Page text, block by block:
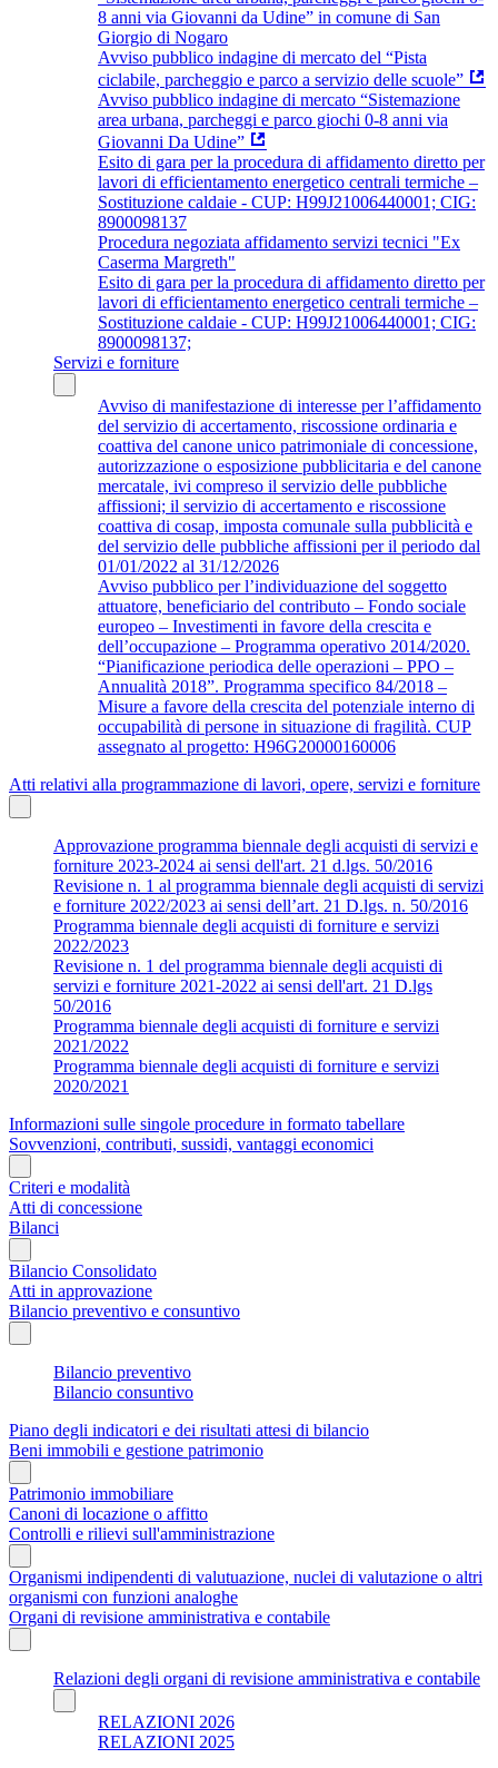
8 anni via Giovanni da Udine” in comune di San
Giorgio di Nogaro
Avviso pubblico indagine di mercato del “Pista
ciclabile, parcheggio e parco a servizio delle scuole”
Avviso pubblico indagine di mercato “Sistemazione
area urbana, parcheggi e parco giochi 0-8 anni via
Giovanni Da Udine”
Esito di gara per la procedura di affidamento diretto per
lavori di efficientamento energetico centrali termiche –
Sostituzione caldaie - CUP: H99J21006440001; CIG:
8900098137
Procedura negoziata affidamento servizi tecnici "Ex
Caserma Margreth"
Esito di gara per la procedura di affidamento diretto per
lavori di efficientamento energetico centrali termiche –
Sostituzione caldaie - CUP: H99J21006440001; CIG:
8900098137;
Servizi e forniture
Avviso di manifestazione di interesse per l’affidamento
del servizio di accertamento, riscossione ordinaria e
coattiva del canone unico patrimoniale di concessione,
autorizzazione o esposizione pubblicitaria e del canone
mercatale, ivi compreso il servizio delle pubbliche
affissioni; il servizio di accertamento e riscossione
coattiva di cosap, imposta comunale sulla pubblicità e
del servizio delle pubbliche affissioni per il periodo dal
01/01/2022 al 31/12/2026
Avviso pubblico per l’individuazione del soggetto
attuatore, beneficiario del contributo – Fondo sociale
europeo – Investimenti in favore della crescita e
dell’occupazione – Programma operativo 2014/2020.
“Pianificazione periodica delle operazioni – PPO –
Annualità 2018”. Programma specifico 84/2018 –
Misure a favore della crescita del potenziale interno di
occupabilità di persone in situazione di fragilità. CUP
assegnato al progetto: H96G20000160006
Atti relativi alla programmazione di lavori, opere, servizi e forniture
Approvazione programma biennale degli acquisti di servizi e
forniture 2023-2024 ai sensi dell'art. 21 d.lgs. 50/2016
Revisione n. 1 al programma biennale degli acquisti di servizi
e forniture 2022/2023 ai sensi dell’art. 21 D.lgs. n. 50/2016
Programma biennale degli acquisti di forniture e servizi
2022/2023
Revisione n. 1 del programma biennale degli acquisti di
servizi e forniture 2021-2022 ai sensi dell'art. 21 D.lgs
50/2016
Programma biennale degli acquisti di forniture e servizi
2021/2022
Programma biennale degli acquisti di forniture e servizi
2020/2021
Informazioni sulle singole procedure in formato tabellare
Sovvenzioni, contributi, sussidi, vantaggi economici
Criteri e modalità
Atti di concessione
Bilanci
Bilancio Consolidato
Atti in approvazione
Bilancio preventivo e consuntivo
Bilancio preventivo
Bilancio consuntivo
Piano degli indicatori e dei risultati attesi di bilancio
Beni immobili e gestione patrimonio
Patrimonio immobiliare
Canoni di locazione o affitto
Controlli e rilievi sull'amministrazione
Organismi indipendenti di valutuazione, nuclei di valutazione o altri
organismi con funzioni analoghe
Organi di revisione amministrativa e contabile
Relazioni degli organi di revisione amministrativa e contabile
RELAZIONI 2026
RELAZIONI 2025